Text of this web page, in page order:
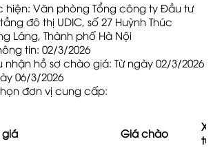
hiện: Văn phòng Tổng công ty Đầu tư
đô thị UDIC, số 27 Huỳnh Thúc
Láng, Thành phố Hà Nội
tin: 02/3/2026
hồ sơ chào giá: Từ ngày 02/3/2026
06/3/2026
đơn vị cung cấp:
Giá chào
tự